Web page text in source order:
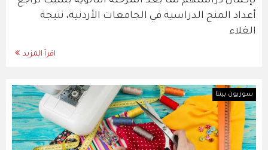
أعداد المنح الدراسية في الجامعات الأردنية، نتيجة
الغلاء
اقرأ المزيد
سوريون بيننا